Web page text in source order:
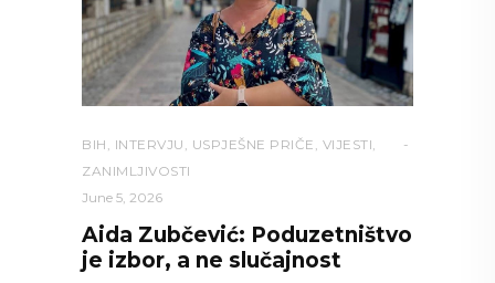
BIH , INTERVJU , USPJEŠNE PRIČE , VIJESTI,
ZANIMLJIVOSTI
June 5, 2026
Aida Zubčević: Poduzetništvo
je izbor, a ne slučajnost